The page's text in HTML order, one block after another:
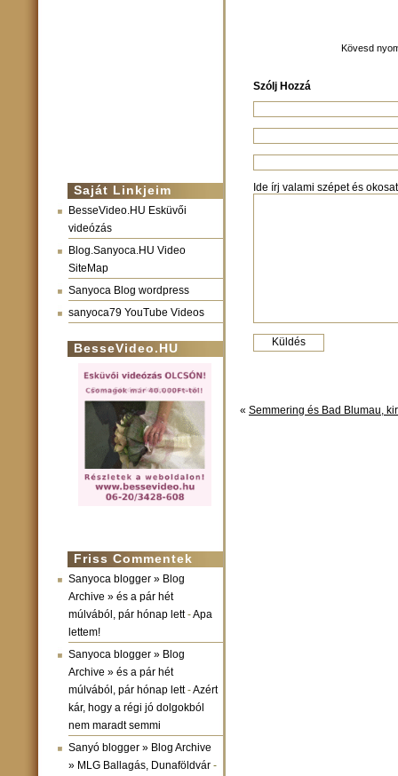
Saját Linkjeim
BesseVideo.HU Esküvői
videózás
Blog.Sanyoca.HU Video
SiteMap
Sanyoca Blog wordpress
sanyoca79 YouTube Videos
BesseVideo.HU
Friss Commentek
Sanyoca blogger » Blog
Archive » és a pár hét
múlvából, pár hónap lett-Apa
lettem!
Sanyoca blogger » Blog
Archive » és a pár hét
múlvából, pár hónap lett-Azért
kár, hogy a régi jó dolgokból
nem maradt semmi
Sanyó blogger » Blog Archive
» MLG Ballagás, Dunaföldvár -
Kövesd
Szólj Hozzá
Ide írj valami szépet és
« Semmering és Bad Blumau,